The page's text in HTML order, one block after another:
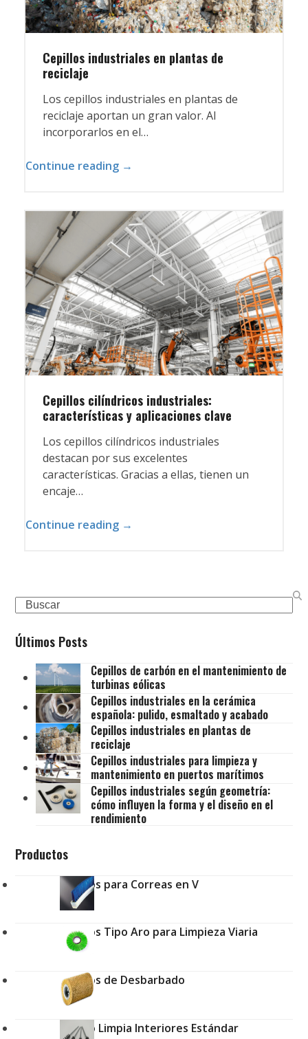
Cepillos industriales en plantas de
reciclaje
Los cepillos industriales en plantas de
reciclaje aportan un gran valor. Al
incorporarlos en el…
Continue reading →
Cepillos cilíndricos industriales:
características y aplicaciones clave
Los cepillos cilíndricos industriales
destacan por sus excelentes
características. Gracias a ellas, tienen un
encaje…
Continue reading →
Search
Últimos Posts
Cepillos de carbón en el mantenimiento de
turbinas eólicas
Cepillos industriales en la cerámica
española: pulido, esmaltado y acabado
Cepillos industriales en plantas de
reciclaje
Cepillos industriales para limpieza y
mantenimiento en puertos marítimos
Cepillos industriales según geometría:
cómo influyen la forma y el diseño en el
rendimiento
Productos
Cepillos para Correas en V
Cepillos Tipo Aro para Limpieza Viaria
Cepillos de Desbarbado
Cepillo Limpia Interiores Estándar